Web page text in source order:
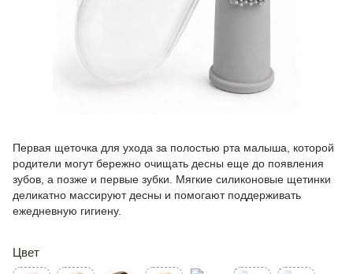
Первая щеточка для ухода за полостью рта малыша, которой
родители могут бережно очищать десны еще до появления
зубов, а позже и первые зубки. Мягкие силиконовые щетинки
деликатно массируют десны и помогают поддерживать
ежедневную гигиену.
Цвет